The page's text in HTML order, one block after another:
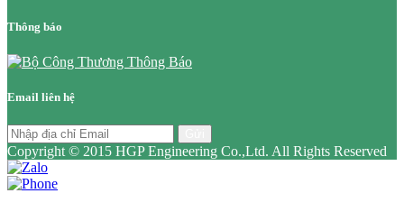
Thông báo
Email liên hệ
Copyright © 2015 HGP Engineering Co.,Ltd. All Rights Reserved